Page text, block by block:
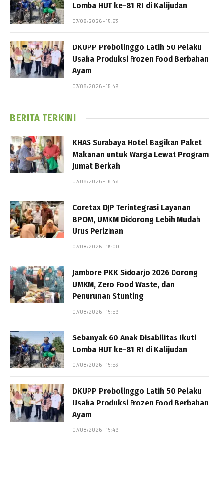
Lomba HUT ke-81 RI di Kalijudan
07/08/2026 - 15:53
DKUPP Probolinggo Latih 50 Pelaku
Usaha Produksi Frozen Food Berbahan
Ayam
07/08/2026 - 15:49
BERITA TERKINI
KHAS Surabaya Hotel Bagikan Paket
Makanan untuk Warga Lewat Program
Jumat Berkah
07/08/2026 - 16:46
Coretax DJP Terintegrasi Layanan
BPOM, UMKM Didorong Lebih Mudah
Urus Perizinan
07/08/2026 - 16:09
Jambore PKK Sidoarjo 2026 Dorong
UMKM, Zero Food Waste, dan
Penurunan Stunting
07/08/2026 - 15:59
Sebanyak 60 Anak Disabilitas Ikuti
Lomba HUT ke-81 RI di Kalijudan
07/08/2026 - 15:53
DKUPP Probolinggo Latih 50 Pelaku
Usaha Produksi Frozen Food Berbahan
Ayam
07/08/2026 - 15:49